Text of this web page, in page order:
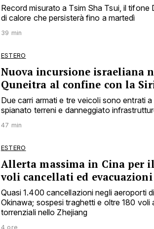
Record misurato a Tsim Sha Tsui, il
di calore che persisterà fino a martedì
39 min
ESTERO
Nuova incursione israeliana
Quneitra al confine con la
Due carri armati e tre veicoli sono entrati
spianato terreni e danneggiato
47 min
ESTERO
Allerta massima in Cina per
voli cancellati ed evacuazioni
Quasi 1.400 cancellazioni negli aeroporti
Okinawa; sospesi traghetti e oltre 180 voli
torrenziali nello Zhejiang
4 ore